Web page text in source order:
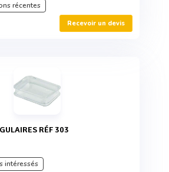
récentes
Recevoir un devis
RÉF 303
intéressés